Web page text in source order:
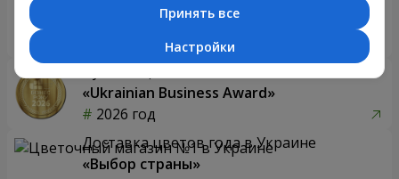
«Выбор страны»
«Ukrainian Business Award»
2026 год
Доставка цветов года в Украине
«Выбор страны»
Принять все
Настройки